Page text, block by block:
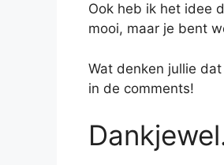
Ook heb ik het idee
mooi, maar je bent
Wat denken jullie
in de comments!